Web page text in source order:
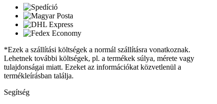
*Ezek a szállítási költségek a normál szállításra vonatkoznak.
Lehetnek további költségek, pl. a termékek súlya, mérete vagy
tulajdonságai miatt. Ezeket az információkat közvetlenül a
termékleírásban találja.
Segítség